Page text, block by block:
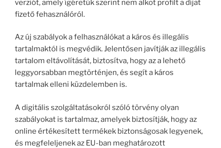
verziót, amely ígéretük szerint nem alkot profilt a díjat
fizető fehasználóról.
Az új szabályok a felhasználókat a káros és illegális
tartalmaktól is megvédik. Jelentősen javítják az illegális
tartalom eltávolítását, biztosítva, hogy az a lehető
leggyorsabban megtörténjen, és segít a káros
tartalmak elleni küzdelemben is.
A digitális szolgáltatásokról szóló törvény olyan
szabályokat is tartalmaz, amelyek biztosítják, hogy az
online értékesített termékek biztonságosak legyenek,
és megfeleljenek az EU-ban meghatározott